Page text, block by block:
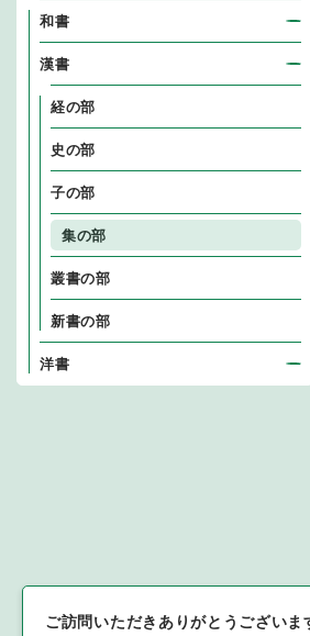
和書
漢書
経の部
史の部
子の部
集の部
叢書の部
新書の部
洋書
ご訪問いただきありがとうござい